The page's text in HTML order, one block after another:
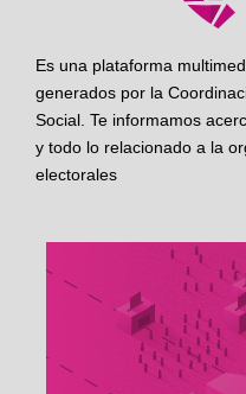
Es una plataforma
generados por la
Social. Te informamos
y todo lo relacionado a la
electorales